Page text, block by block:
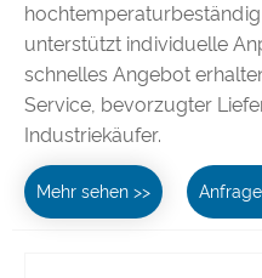
unterstützt individuelle
schnelles Angebot
Service, bevorzugter
Industriekäufer.
Mehr sehen >>